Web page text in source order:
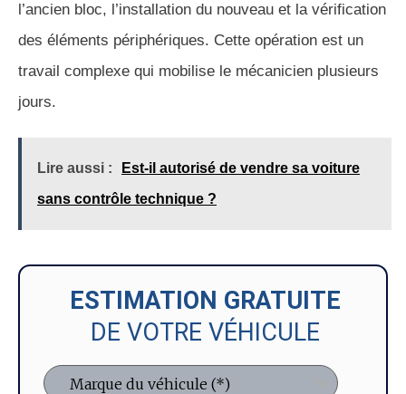
l’ancien bloc, l’installation du nouveau et la vérification
des éléments périphériques. Cette opération est un
travail complexe qui mobilise le mécanicien plusieurs
jours.
Lire aussi :
Est-il autorisé de vendre sa voiture
sans contrôle technique ?
ESTIMATION GRATUITE
DE VOTRE VÉHICULE